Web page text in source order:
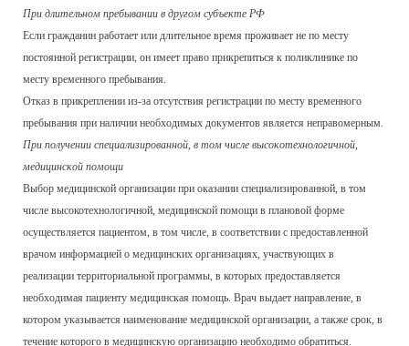
При длительном пребывании в другом субъекте РФ
Если гражданин работает или длительное время проживает не по месту
постоянной регистрации, он имеет право прикрепиться к поликлинике по
месту временного пребывания.
Отказ в прикреплении из-за отсутствия регистрации по месту временного
пребывания при наличии необходимых документов является неправомерным.
При получении специализированной, в том числе высокотехнологичной,
медицинской помощи
Выбор медицинской организации при оказании специализированной, в том
числе высокотехнологичной, медицинской помощи в плановой форме
осуществляется пациентом, в том числе, в соответствии с предоставленной
врачом информацией о медицинских организациях, участвующих в
реализации территориальной программы, в которых предоставляется
необходимая пациенту медицинская помощь. Врач выдает направление, в
котором указывается наименование медицинской организации, а также срок, в
течение которого в медицинскую организацию необходимо обратиться.